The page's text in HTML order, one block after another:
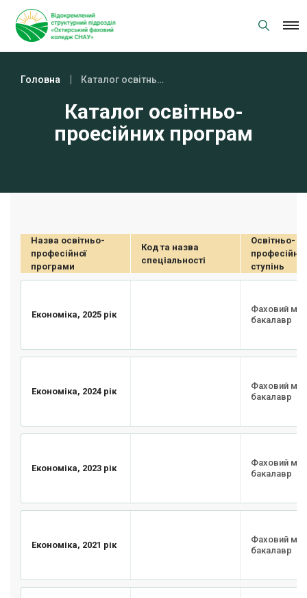
content
Головна Каталог освітньо-проесійних програм
Каталог освітньо-
проесійних програм
Назва освітньо-
професійної
програми
Код та назва
спеціальності
Освітньо-
ступінь
Економіка, 2025 рік
Фаховий
бакалавр
Економіка, 2024 рік
Фаховий
бакалавр
Економіка, 2023 рік
Фаховий
бакалавр
Економіка, 2021 рік
Фаховий
бакалавр